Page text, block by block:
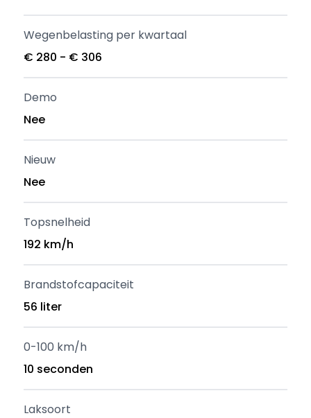
Wegenbelasting per kwartaal
€ 280 - € 306
Demo
Nee
Nieuw
Nee
Topsnelheid
192 km/h
Brandstofcapaciteit
56 liter
0-100 km/h
10 seconden
Laksoort